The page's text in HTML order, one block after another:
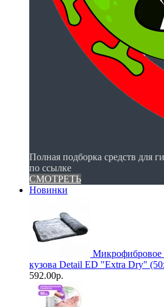
Полная подборка средств для
по ссылке
СМОТРЕТЬ
Новинки
Микрофибровое
кузова Detail ED "Extra Dry"
592.00р.